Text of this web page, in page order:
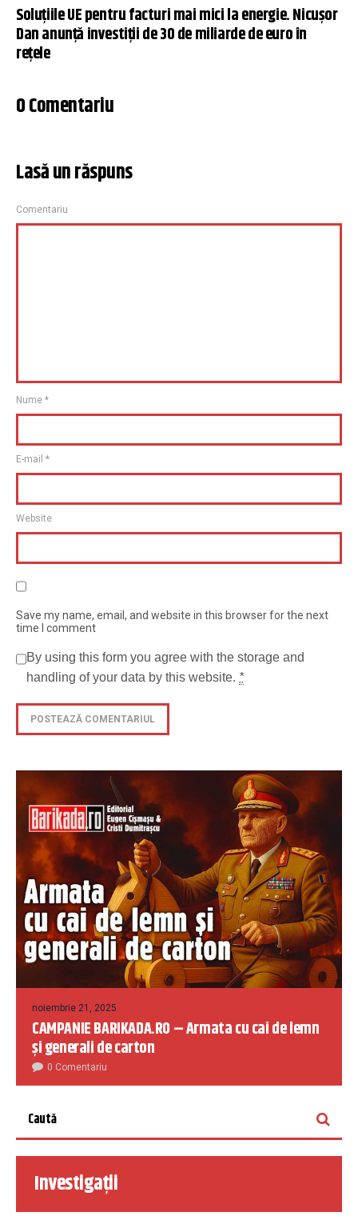
Soluțiile UE pentru facturi mai mici la energie. Nicușor
Dan anunță investiții de 30 de miliarde de euro în
rețele
0 Comentariu
Lasă un răspuns
Comentariu
Nume *
E-mail *
Website
Save my name, email, and website in this browser for the next
time I comment
By using this form you agree with the storage and
handling of your data by this website. *
noiembrie 21, 2025
CAMPANIE BARIKADA.RO – Armata cu cai de lemn
și generali de carton
0 Comentariu
Investigații